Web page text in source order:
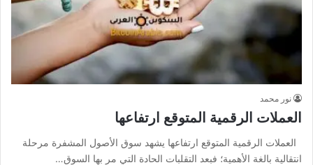
نور محمد
العملات الرقمية المتوقع ارتفاعها
العملات الرقمية المتوقع ارتفاعها يشهد سوق الأصول المشفرة مرحلة
انتقالية بالغة الأهمية؛ فبعد التقلبات الحادة التي مر بها السوق…